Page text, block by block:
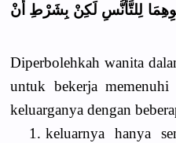
لِلتَّأَنُّسِ لَكِنْ بِشَرْطِ أَنْ
Diperbolehkah wanita
untuk bekerja
keluarganya dengan
1. keluarnya hanya